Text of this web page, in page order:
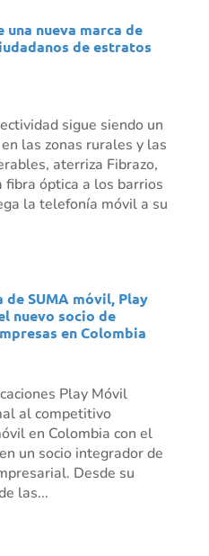
una nueva marca de
de estratos
sigue siendo un
las zonas rurales y las
aterriza Fibrazo,
óptica a los barrios
la telefonía móvil a su
SUMA móvil, Play
nuevo socio de
en Colombia
Play Móvil
al competitivo
en Colombia con el
un socio integrador de
Desde su
las...